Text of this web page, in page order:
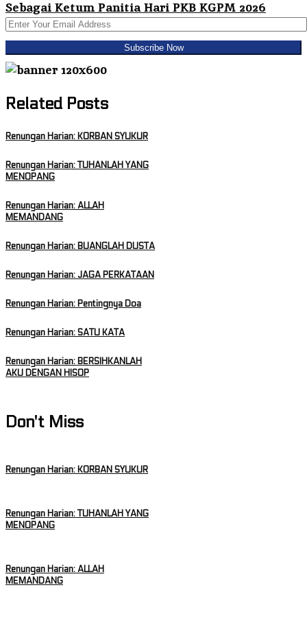
Sebagai Ketum Panitia Hari PKB KGPM 2026
Related Posts
Renungan Harian: KORBAN SYUKUR
Renungan Harian: TUHANLAH YANG
MENOPANG
Renungan Harian: ALLAH
MEMANDANG
Renungan Harian: BUANGLAH DUSTA
Renungan Harian: JAGA PERKATAAN
Renungan Harian: Pentingnya Doa
Renungan Harian: SATU KATA
Renungan Harian: BERSIHKANLAH
AKU DENGAN HISOP
Don't Miss
Renungan Harian: KORBAN SYUKUR
Renungan Harian: TUHANLAH YANG
MENOPANG
Renungan Harian: ALLAH
MEMANDANG